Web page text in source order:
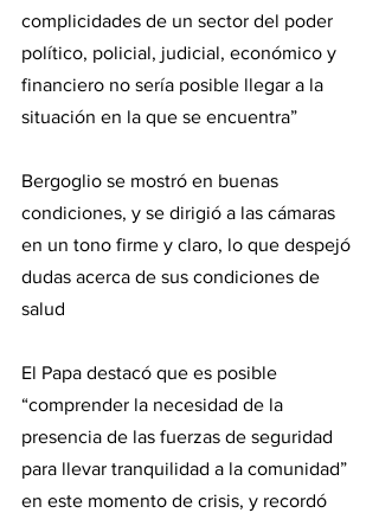
complicidades de un sector del poder
político, policial, judicial, económico y
financiero no sería posible llegar a la
situación en la que se encuentra”
Bergoglio se mostró en buenas
condiciones, y se dirigió a las cámaras
en un tono firme y claro, lo que despejó
dudas acerca de sus condiciones de
salud
El Papa destacó que es posible
“comprender la necesidad de la
presencia de las fuerzas de seguridad
para llevar tranquilidad a la comunidad”
en este momento de crisis, y recordó